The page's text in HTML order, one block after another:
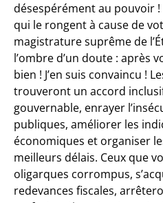
désespérément au pouvoir
qui le rongent à cause de
magistrature suprême de
l’ombre d’un doute : après
bien ! J’en suis convaincu !
trouveront un accord
gouvernable, enrayer
publiques, améliorer les
économiques et organiser
meilleurs délais. Ceux que
oligarques corrompus,
redevances fiscales,